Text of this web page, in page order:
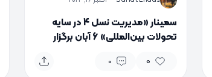
سمینار «مدیریت نسل 4 در سایه
تحولات بین‌المللی» 6 آبان برگزار
0
0